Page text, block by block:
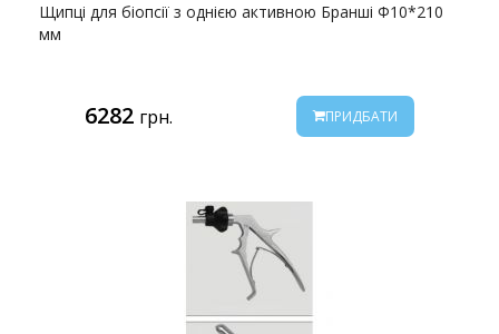
Щипці для біопсії з однією активною Бранші Ф10*210
мм
6282 грн. ПРИДБАТИ